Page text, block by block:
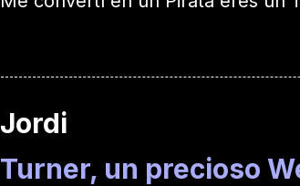
Jordi
Turner, un precioso